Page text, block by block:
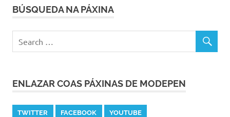
BÚSQUEDA NA PÁXINA
ENLAZAR COAS PÁXINAS DE MODEPEN
TWITTER FACEBOOK YOUTUBE